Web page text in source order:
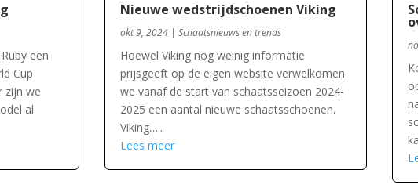
een
Cup
zijn we
al
Nieuwe wedstrijdschoenen Viking
okt 9, 2024 |Schaatsnieuws en trends
Hoewel Viking nog weinig informatie
prijsgeeft op de eigen website verwelkomen
we vanaf de start van schaatsseizoen 2024-
2025 een aantal nieuwe schaatsschoenen.
Viking…..
Lees meer